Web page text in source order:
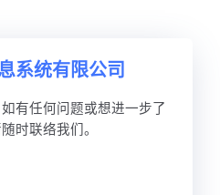
系统有限公司
有任何问题或想进一步了
时联络我们。